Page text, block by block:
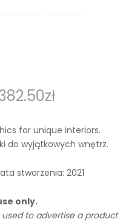
zł
for unique interiors.
do wyjątkowych wnętrz.
stworzenia: 2021
only.
to advertise a